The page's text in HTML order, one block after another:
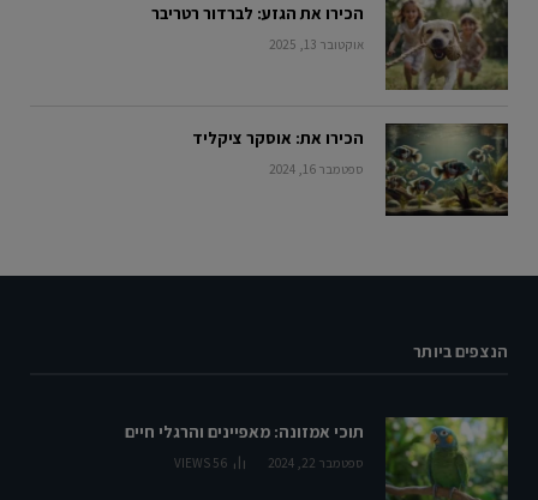
הכירו את הגזע: לברדור רטריבר
אוקטובר 13, 2025
הכירו את: אוסקר ציקליד
ספטמבר 16, 2024
הנצפים ביותר
תוכי אמזונה: מאפיינים והרגלי חיים
ספטמבר 22, 2024 56
VIEWS